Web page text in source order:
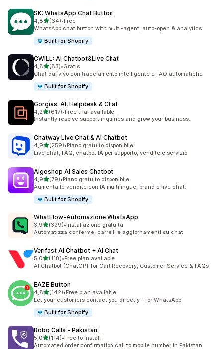
SK: WhatsApp Chat Button
4,8stelle su 5
(64)
64 recensioni totali
•Free
WhatsApp chat button with multi-agent, auto-open & analytics.
Built for Shopify
CWILL: AI Chatbot&Live Chat
4,8stelle su 5
(83)
83 recensioni totali
•Gratis
Chat dal vivo con tracciamento intelligente e FAQ automatiche
Built for Shopify
Gorgias: AI, Helpdesk & Chat
4,2stelle su 5
(617)
617 recensioni totali
•Free trial available
Instantly resolve support inquiries and grow your business.
Chatway Live Chat & AI Chatbot
4,9stelle su 5
(259)
259 recensioni totali
•Piano gratuito disponibile
Live chat, FAQ, chatbot IA per supporto, vendite e servizio
Algoshop AI Sales Chatbot
4,9stelle su 5
(79)
79 recensioni totali
•Piano gratuito disponibile
Aumenta le vendite con IA multilingue, brand e live chat.
Built for Shopify
WhatFlow‑Automazione WhatsApp
3,9stelle su 5
(329)
329 recensioni totali
•Installazione gratuita
Automatizza conferme, carrelli e aggiornamenti su chat
Verifast AI Chatbot + AI Chat
5,0stelle su 5
(118)
118 recensioni totali
•Free plan available
AI Chatbot (ChatGPT for Cart Recovery, Customer Service & FAQs
EAZE Button
4,8stelle su 5
(142)
142 recensioni totali
•Free plan available
Let your customers contact you directly - for WhatsApp
Built for Shopify
Robo Calls ‑ Pakistan
5,0stelle su 5
(114)
114 recensioni totali
•Free to install
Automated order confirmation call to mobile number in Pakistan